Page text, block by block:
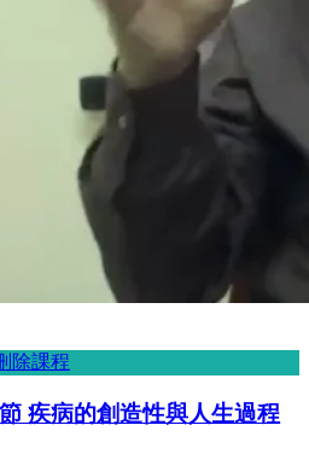
除課程
疾病的創造性與人生過程